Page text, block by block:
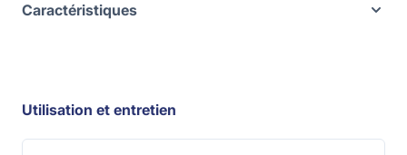
Caractéristiques
Utilisation et entretien